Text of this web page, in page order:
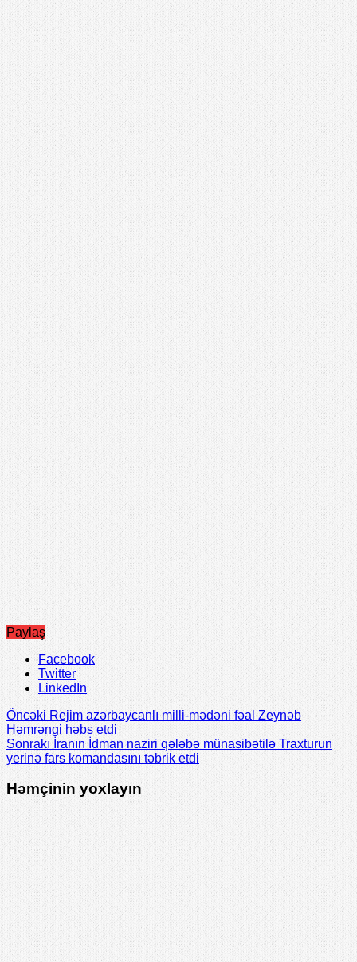
Paylaş
Facebook
Twitter
LinkedIn
Öncəki Rejim azərbaycanlı milli-mədəni fəal Zeynəb
Həmrəngi həbs etdi
Sonrakı İranın İdman naziri qələbə münasibətilə Traxturun
yerinə fars komandasını təbrik etdi
Həmçinin yoxlayın